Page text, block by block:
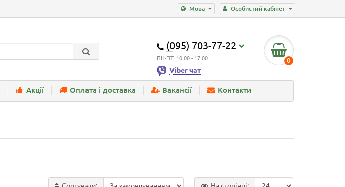
Особистий кабінет
Мова
(095) 703-77-22
ПН-ПТ: 10:00 - 17:00
Viber чат
0
Акції Оплата і доставка Вакансії Контакти